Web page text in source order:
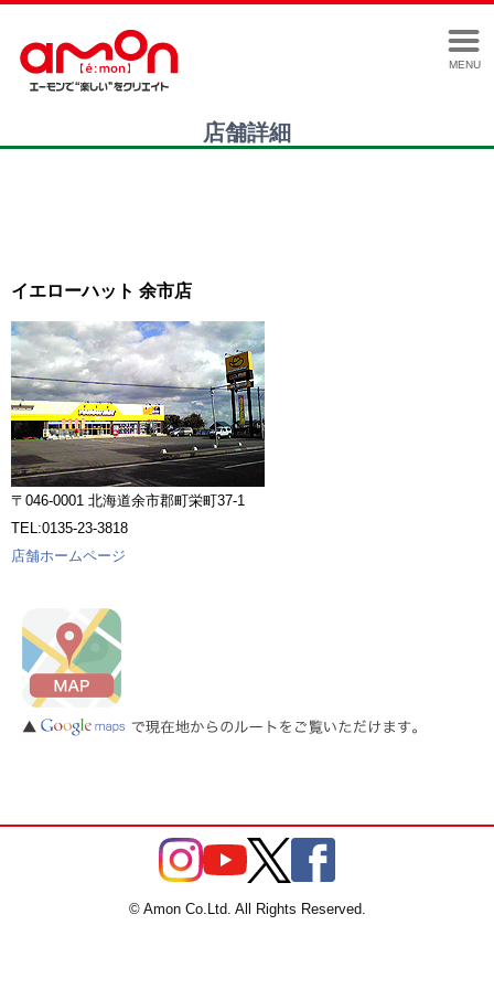
MENU
店舗詳細
イエローハット 余市店
〒046-0001 北海道余市郡町栄町37-1
TEL:0135-23-3818
店舗ホームページ
© Amon Co.Ltd. All Rights Reserved.